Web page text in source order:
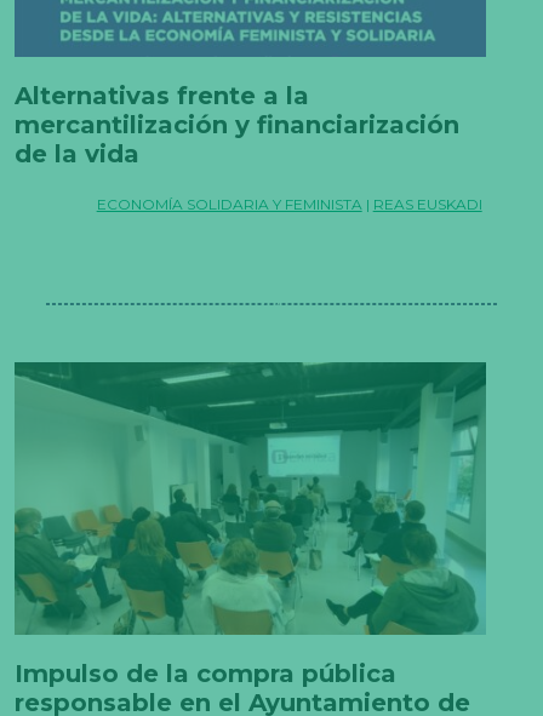
Alternativas frente a la
mercantilización y financiarización
de la vida
ECONOMÍA SOLIDARIA Y FEMINISTA | REAS EUSKADI
Impulso de la compra pública
responsable en el Ayuntamiento de